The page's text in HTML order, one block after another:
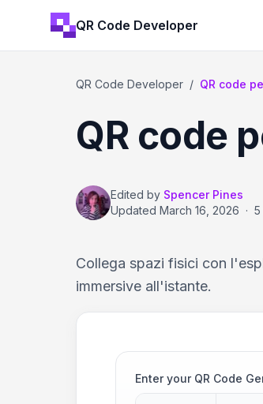
QR Code Developer
QR Code Developer / QR code
QR code
Edited by Spencer Pines
Updated March 16, 2026 · 5
Collega spazi fisici con
immersive all'istante.
Enter your QR Code